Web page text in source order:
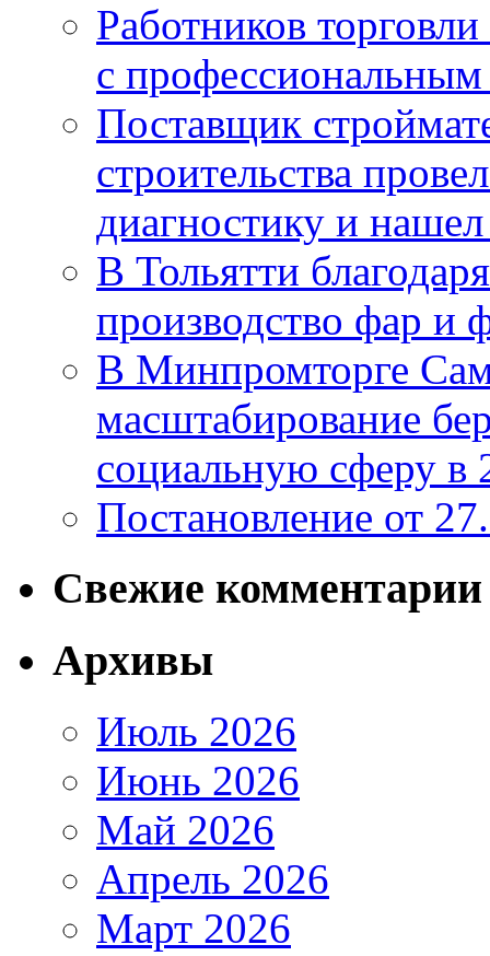
Работников
с
Поставщик
строительства
диагностику и
В Тольятти
производство фар и
В Минпромторге
масштабирование
социальную сферу в
Постановление от
Свежие комментарии
Архивы
Июль 2026
Июнь 2026
Май 2026
Апрель 2026
Март 2026